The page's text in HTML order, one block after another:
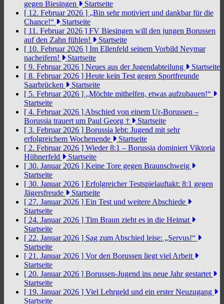
gegen Biesingen
Startseite
[ 12. Februar 2026 ] „Bin sehr motiviert und dankbar für die
Chance!“
Startseite
[ 11. Februar 2026 ] FV Biesingen will den jungen Borussen
auf den Zahn fühlen!
Startseite
[ 10. Februar 2026 ] Im Ellenfeld seinem Vorbild Neymar
nacheifern!
Startseite
[ 9. Februar 2026 ] Neues aus der Jugendabteilung
Startseite
[ 8. Februar 2026 ] Heute kein Test gegen Sportfreunde
Saarbrücken
Startseite
[ 5. Februar 2026 ] „Möchte mithelfen, etwas aufzubauen!“
Startseite
[ 4. Februar 2026 ] Abschied von einem Ur-Borussen –
Borussia trauert um Paul Georg †
Startseite
[ 3. Februar 2026 ] Borussia lebt: Jugend mit sehr
erfolgreichem Wochenende
Startseite
[ 2. Februar 2026 ] Wieder 8:1 – Borussia dominiert Viktoria
Hühnerfeld
Startseite
[ 30. Januar 2026 ] Keine Tore gegen Braunschweig
Startseite
[ 30. Januar 2026 ] Erfolgreicher Testspielauftakt: 8:1 gegen
Jägersfreude
Startseite
[ 27. Januar 2026 ] Ein Test und weitere Abschiede
Startseite
[ 24. Januar 2026 ] Tim Braun zieht es in die Heimat
Startseite
[ 22. Januar 2026 ] Sag zum Abschied leise: „Servus!“
Startseite
[ 21. Januar 2026 ] Vor den Borussen liegt viel Arbeit
Startseite
[ 20. Januar 2026 ] Borussen-Jugend ins neue Jahr gestartet
Startseite
[ 19. Januar 2026 ] Viel Lehrgeld und ein erster Neuzugang
Startseite